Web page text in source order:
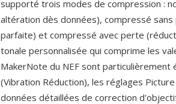
supporté trois modes de compression :
altération dès données), compressé
parfaite) et compressé avec perte
tonale personnalisée qui comprime les
MakerNote du NEF sont particulièrement
(Vibration Réduction), les réglages
données détaillées de correction